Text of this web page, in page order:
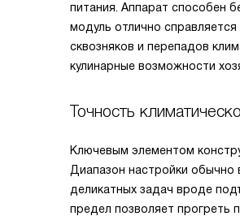
питания. Аппарат способен
модуль отлично
сквозняков и перепадов
кулинарные возможности
Точность
Ключевым элементом
Диапазон настройки обычно
деликатных задач вроде
предел позволяет прогреть